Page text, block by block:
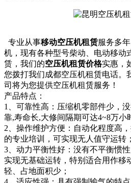
专业从事移动空压机租赁服务多
机，现有各种型号柴动、电动移动
赁，我们的空压机租赁价格实惠，
您拨打我们成都空压机租赁电话。
司将为您提供空压机租赁服务！
产品特点：
1、可靠性高：压缩机零部件少，
靠,寿命长,大修间隔期可达4~8万小
2、操作维护方便：自动化程度高
的专业培训，可实现无人值守运转；
3、动力平衡性好：没有不平衡惯
实现无基础运转，特别适合用作移
轻、占地面积少；